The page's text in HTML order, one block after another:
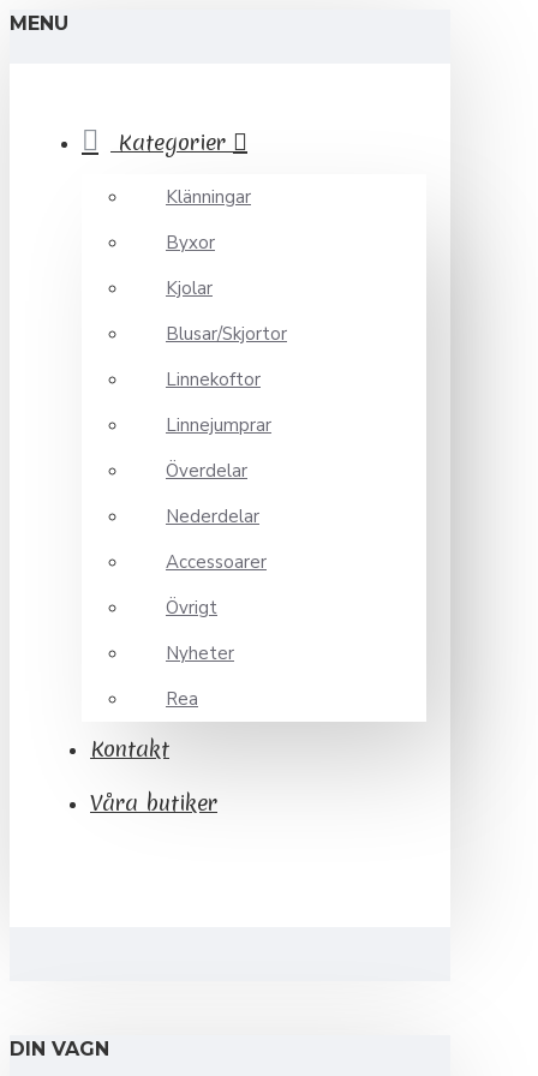
MENU
Kategorier
Klänningar
Byxor
Kjolar
Blusar/Skjortor
Linnekoftor
Linnejumprar
Överdelar
Nederdelar
Accessoarer
Övrigt
Nyheter
Rea
Kontakt
Våra butiker
DIN VAGN